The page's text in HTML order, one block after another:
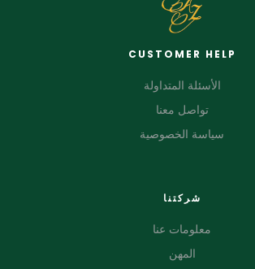
CUSTOMER HELP
الأسئلة المتداولة
تواصل معنا
سياسة الخصوصية
شركتنا
معلومات عنا
المهن